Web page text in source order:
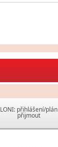
LONI: přihlášení/plán
přijmout